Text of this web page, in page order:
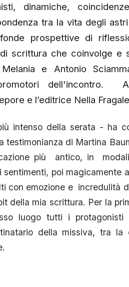
dinamiche,
tra la vita degli
prospettive di
scrittura che coinvolge e
e Antonio
promotori dell'incontro.
e l’editrice Nella
intenso della serata - ha
testimonianza di Martina
più antico, in
sentimenti, poi
con emozione e incredulità
della mia scrittura. Per la
luogo tutti i
della missiva, tra